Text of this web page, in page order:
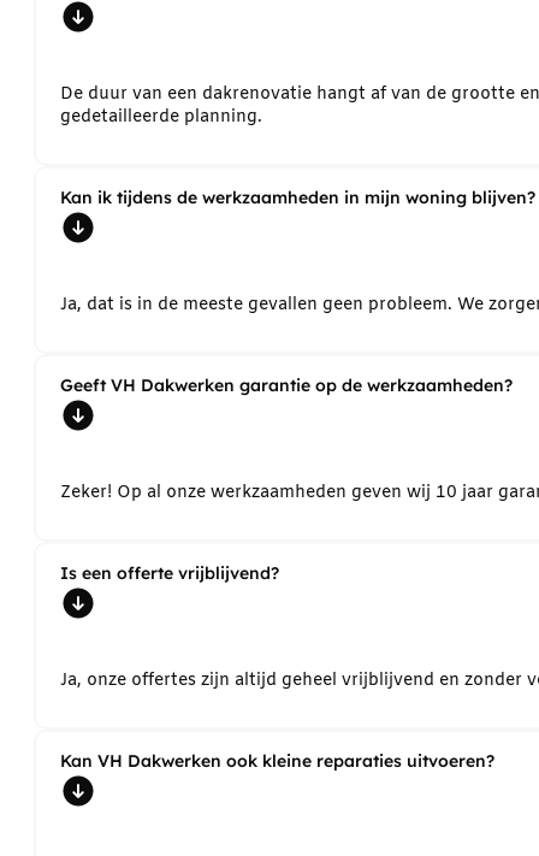
De duur van een dakrenovatie hangt af van de grootte
gedetailleerde planning.
Kan ik tijdens de werkzaamheden in mijn woning blijven?
Ja, dat is in de meeste gevallen geen probleem. We
Geeft VH Dakwerken garantie op de werkzaamheden?
Zeker! Op al onze werkzaamheden geven wij 10 jaar
Is een offerte vrijblijvend?
Ja, onze offertes zijn altijd geheel vrijblijvend en
Kan VH Dakwerken ook kleine reparaties uitvoeren?